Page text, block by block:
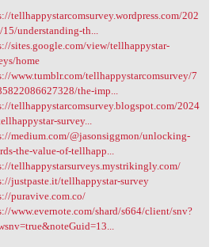
tellhappystarcomsurvey.wordpress.com/202
understanding-th...
sites.google.com/view/tellhappystar-
home
www.tumblr.com/tellhappystarcomsurvey/7
the-imp...
tellhappystarcomsurvey.blogspot.com/2024
survey...
medium.com/@jasonsiggmon/unlocking-
the-value-of-tellhapp...
tellhappystarsurveys.mystrikingly.com/
justpaste.it/tellhappystar-survey
puravive.com.co/
www.evernote.com/shard/s664/client/snv?